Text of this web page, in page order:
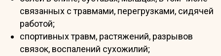
связанных с травмами, перегрузками, сидячей
работой;
спортивных травм, растяжений, разрывов
связок, воспалений сухожилий;